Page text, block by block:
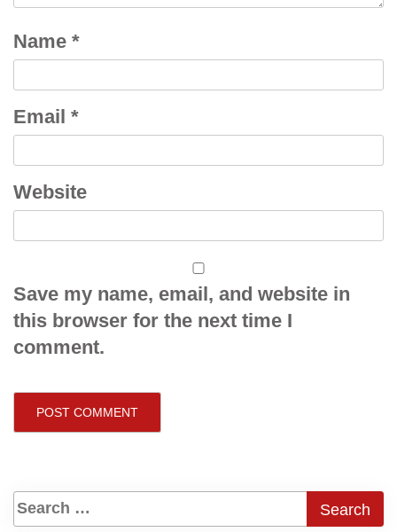
Name *
Email *
Website
Save my name, email, and website in
this browser for the next time I
comment.